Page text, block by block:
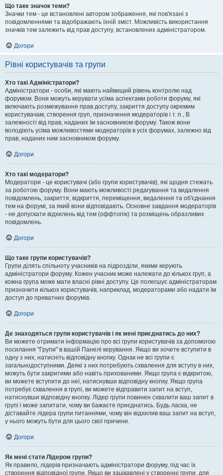
Що таке значок теми?
Значки тем - це встановлені автором зображення, які пов'язані з
повідомленнями та відображають їхній зміст. Можливість використання
значків тем залежить від прав доступу, встановлених адміністратором.
Догори
Рівні користувачів та групи
Хто такі Адміністратори?
Адміністратори - особи, які мають найвищий рівень контролю над
форумом. Вони можуть керувати усіма аспектами роботи форуму, які
включають розмежування прав доступу, закриття доступу окремим
користувачам, створення груп, призначення модераторів і т. п., В
залежності від прав, наданих їм засновником форуму. Також вони
володіють усіма можливостями модераторів в усіх форумах, залежно від
прав, наданих ним засновником форуму.
Догори
Хто такі модератори?
Модератори - це користувачі (або групи користувачів), які щодня стежать
за роботою форуму. Вони мають можливості редагування та видалення
повідомлень, закриття, відкриття, переміщення, видалення та об'єднання
тем на форумі, за який вони відповідають. Основне завдання модераторів
- не допускати відхилень від тем (оффтопік) та розміщень образливих
повідомлень.
Догори
Що таке групи користувачів?
Групи ділять спільноту учасників на підрозділи, якими керують
адміністратори форуму. Кожен учасник може належати до кількох груп, а
кожна група може мати власні рівні доступу. Це полегшує адміністраторам
призначити кількох користувачів, наприклад, модераторами або надати їм
доступ до приватних форумів.
Догори
Де знаходяться групи користувачів і як мені приєднатись до них?
Ви можете отримати інформацію про всі групи користувачів за допомогою
посилання "Групи" в вашій Панелі керування. Якщо ви хочете вступити в
одну з них, натисніть відповідну кнопку. Однак не всі групи є
загальнодоступними. Деякі з них потребують схвалення для вступу в них,
можуть бути закритими або навіть прихованими. Якщо група є відкритою,
ви можете вступити до неї, натиснувши відповідну кнопку. Якщо група
потребує схвалення в групі, ви можете відправити запит на вступ,
натиснувши відповідну кнопку. Лідер групи повинен схвалити ваш запит в
групі і може запитати, чому ви бажаєте приєднатись. Будь ласка, не
діставайте лідера групи питаннями, чому він відхилив ваш запит на вступ,
у нього можуть бути для цього свої причини.
Догори
Як мені стати Лідером групи?
Як правило, лідерів призначають адміністратори форуму, під час їх
створення відповідної групи. Якщо ви зацікавлені у створенні групи, для